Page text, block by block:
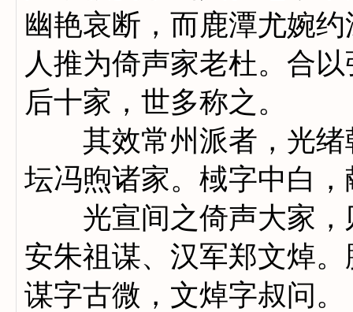
幽艳哀断，而鹿潭尤婉
人推为倚声家老杜。合
后十家，世多称之。
其效常州派者，光绪
坛冯煦诸家。棫字中白
光宣间之倚声大家，
安朱祖谋、汉军郑文焯
谋字古微，文焯字叔问。